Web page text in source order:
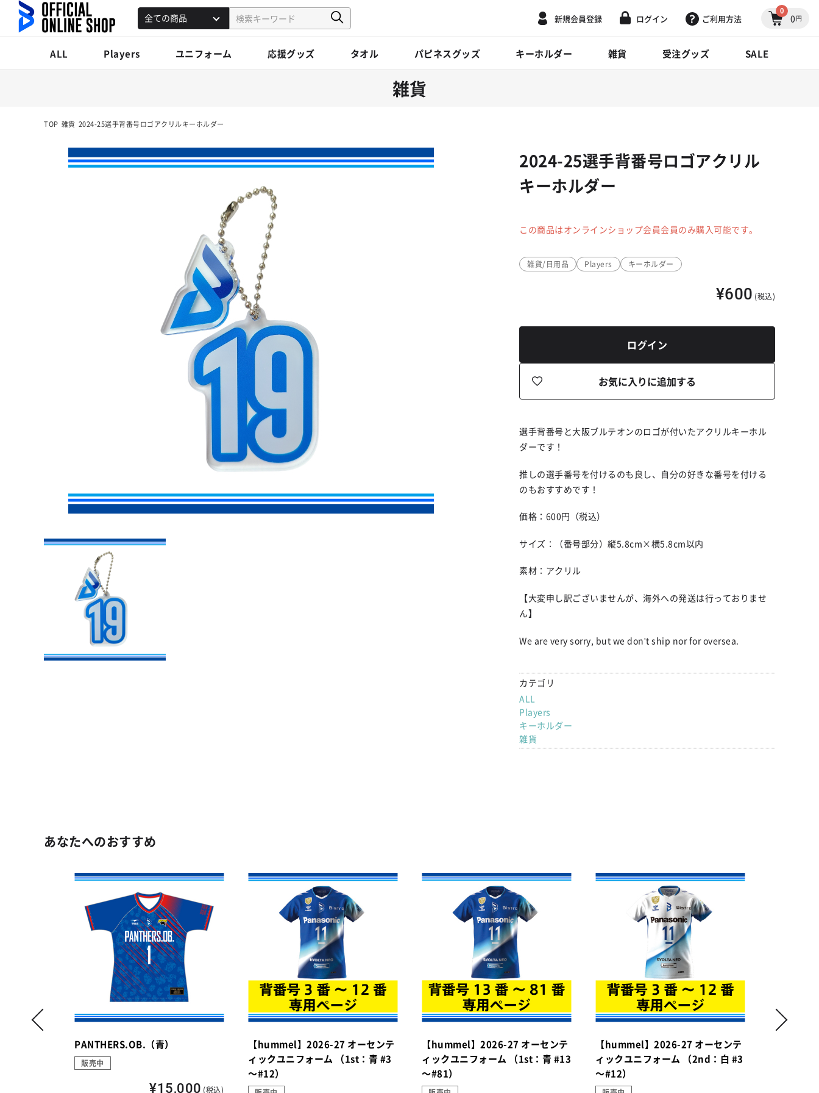
新規会員登録 ログイン ご利用方法
0
0 円
ALL Players ユニフォーム 応援グッズ タオル パピネスグッズ キーホルダー 雑貨 受注グッズ SALE
雑貨
TOP 雑貨 2024-25選手背番号ロゴアクリルキーホルダー
2024-25選手背番号ロゴアクリル
キーホルダー
この商品はオンラインショップ会員会員のみ購入可能です。
雑貨/日用品 Players キーホルダー
¥600 (税込)
ログイン
お気に入りに追加する
選手背番号と大阪ブルテオンのロゴが付いたアクリルキーホル
ダーです！
推しの選手番号を付けるのも良し、自分の好きな番号を付ける
のもおすすめです！
価格：600円（税込）
サイズ：（番号部分）縦5.8cm×横5.8cm以内
素材：アクリル
【大変申し訳ございませんが、海外への発送は行っておりませ
ん】
We are very sorry, but we don't ship nor for oversea.
カテゴリ
ALL
Players
キーホルダー
雑貨
あなたへのおすすめ
PANTHERS.OB.（青）
販売中
¥15,000 (税込)
【hummel】2026-27 オーセンテ
ィックユニフォーム （1st：青 #3
～#12）
【hummel】2026-27 オーセンテ
ィックユニフォーム （1st：青 #13
～#81）
【hummel】2026-27 オーセンテ
ィックユニフォーム （2nd：白 #3
～#12）